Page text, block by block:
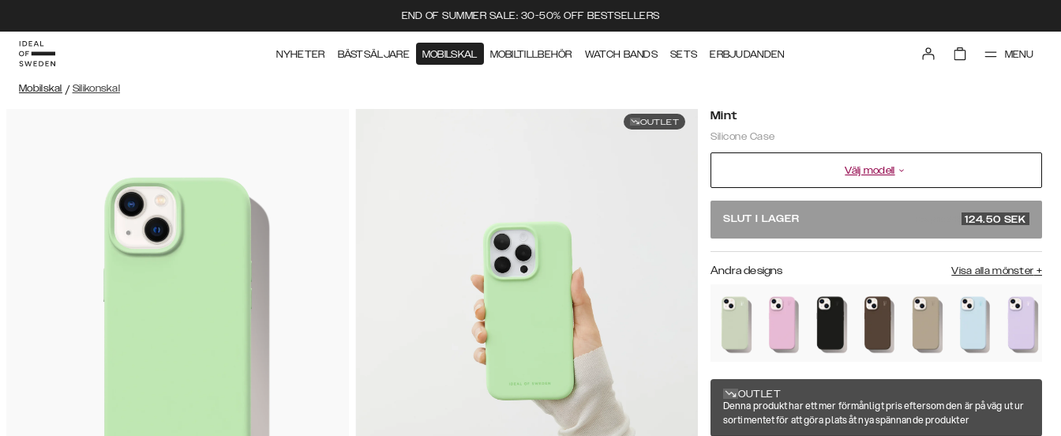
END OF SUMMER SALE: 30-50% OFF BESTSELLERS
NYHETER BÄSTSÄLJARE MOBILSKAL MOBILTILLBEHÖR WATCH BANDS SETS ERBJUDANDEN MENU
Mobilskal / Silikonskal
OUTLET Mint
Silicone Case
Välj modell
SLUT I LAGER 124.50 SEK
Andra designs Visa alla mönster +
OUTLET
Denna produkt har ett mer förmånligt pris eftersom den är på väg ut ur
sortimentet för att göra plats åt nya spännande produkter